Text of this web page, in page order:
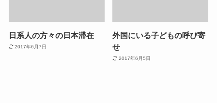
日系人の方々の日本滞在
2017年6月7日
外国にいる子どもの呼び寄
せ
2017年6月5日